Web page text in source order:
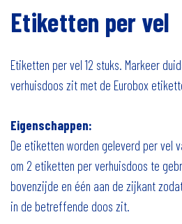
Etiketten per vel
Etiketten per vel 12 stuks. Markeer
verhuisdoos zit met de Eurobox
Eigenschappen:
De etiketten worden geleverd per vel
om 2 etiketten per verhuisdoos te
bovenzijde en één aan de zijkant
in de betreffende doos zit.